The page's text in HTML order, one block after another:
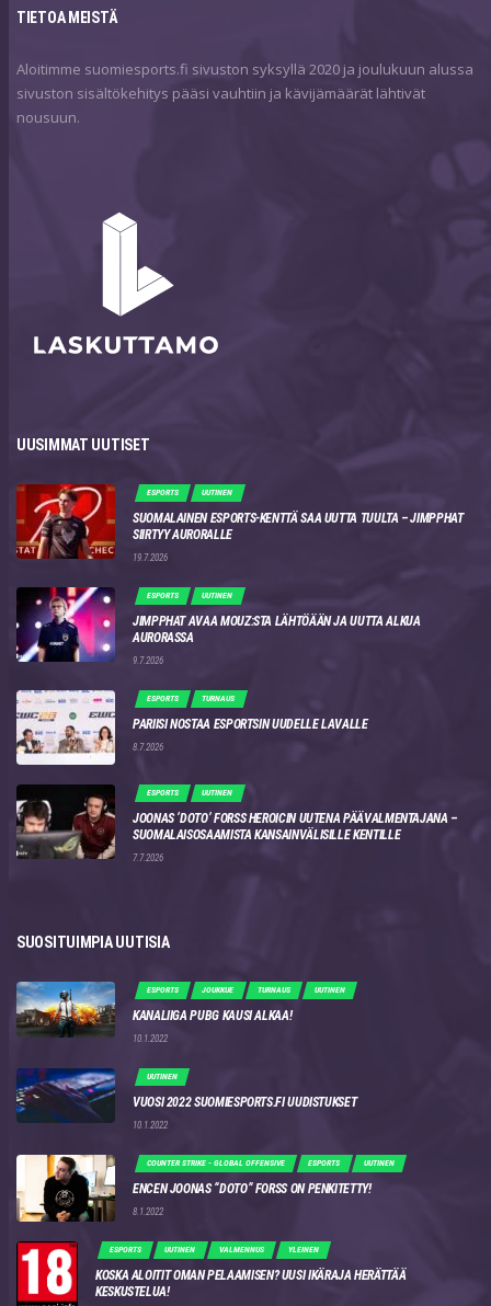
TIETOA MEISTÄ
Aloitimme suomiesports.fi sivuston syksyllä 2020 ja joulukuun alussa
sivuston sisältökehitys pääsi vauhtiin ja kävijämäärät lähtivät
nousuun.
UUSIMMAT UUTISET
ESPORTS UUTINEN
SUOMALAINEN ESPORTS-KENTTÄ SAA UUTTA TUULTA – JIMPPHAT
SIIRTYY AURORALLE
19.7.2026
ESPORTS UUTINEN
JIMPPHAT AVAA MOUZ:STA LÄHTÖÄÄN JA UUTTA ALKUA
AURORASSA
9.7.2026
ESPORTS TURNAUS
PARIISI NOSTAA ESPORTSIN UUDELLE LAVALLE
8.7.2026
ESPORTS UUTINEN
JOONAS ‘DOTO’ FORSS HEROICIN UUTENA PÄÄVALMENTAJANA –
SUOMALAISOSAAMISTA KANSAINVÄLISILLE KENTILLE
7.7.2026
SUOSITUIMPIA UUTISIA
ESPORTS JOUKKUE TURNAUS UUTINEN
KANALIIGA PUBG KAUSI ALKAA!
10.1.2022
UUTINEN
VUOSI 2022 SUOMIESPORTS.FI UUDISTUKSET
10.1.2022
COUNTER STRIKE - GLOBAL OFFENSIVE ESPORTS UUTINEN
ENCEN JOONAS “DOTO” FORSS ON PENKITETTY!
8.1.2022
ESPORTS UUTINEN VALMENNUS YLEINEN
KOSKA ALOITIT OMAN PELAAMISEN? UUSI IKÄRAJA HERÄTTÄÄ
KESKUSTELUA!